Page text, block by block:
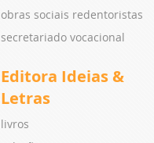
obras sociais redentoristas
secretariado vocacional
Editora Ideias &
Letras
livros